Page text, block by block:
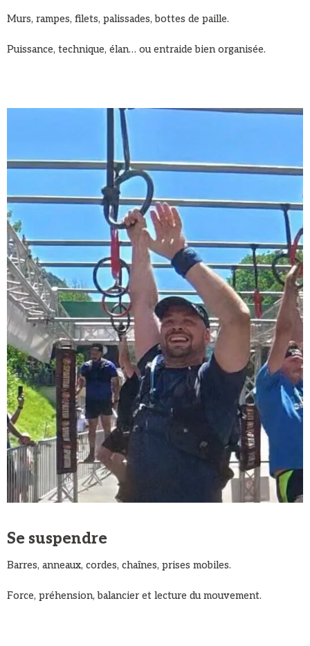
Murs, rampes, filets, palissades, bottes de paille.
Puissance, technique, élan… ou entraide bien organisée.
Se suspendre
Barres, anneaux, cordes, chaînes, prises mobiles.
Force, préhension, balancier et lecture du mouvement.